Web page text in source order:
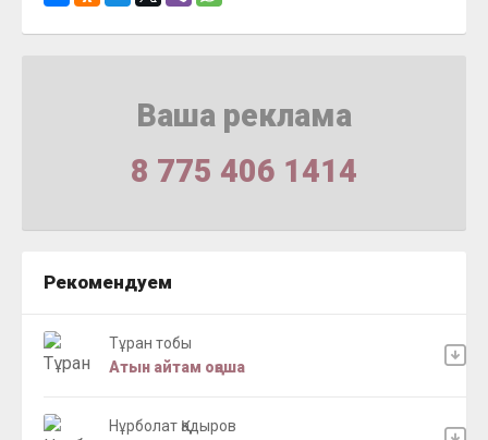
Ваша реклама
8 775 406 1414
Рекомендуем
Тұран тобы
Атын айтам оңаша
Нұрболат Қадыров